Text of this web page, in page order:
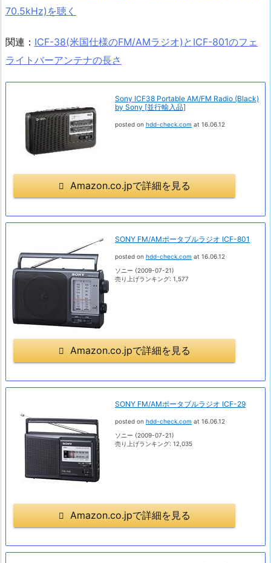
70.5kHz)を聴く
関連： ICF-38(米国仕様のFM/AMラジオ)とICF-801のフェ
ライトバーアンテナの長さ
Sony ICF38 Portable AM/FM Radio (Black)
by Sony [並行輸入品]
posted on hdd-check.com at 16.06.12
Amazon.co.jpで詳細を見る
SONY FM/AMポータブルラジオ ICF-801
posted on hdd-check.com at 16.06.12
ソニー (2009-07-21)
売り上げランキング: 1,577
Amazon.co.jpで詳細を見る
SONY FM/AMポータブルラジオ ICF-29
posted on hdd-check.com at 16.06.12
ソニー (2009-07-21)
売り上げランキング: 12,035
Amazon.co.jpで詳細を見る